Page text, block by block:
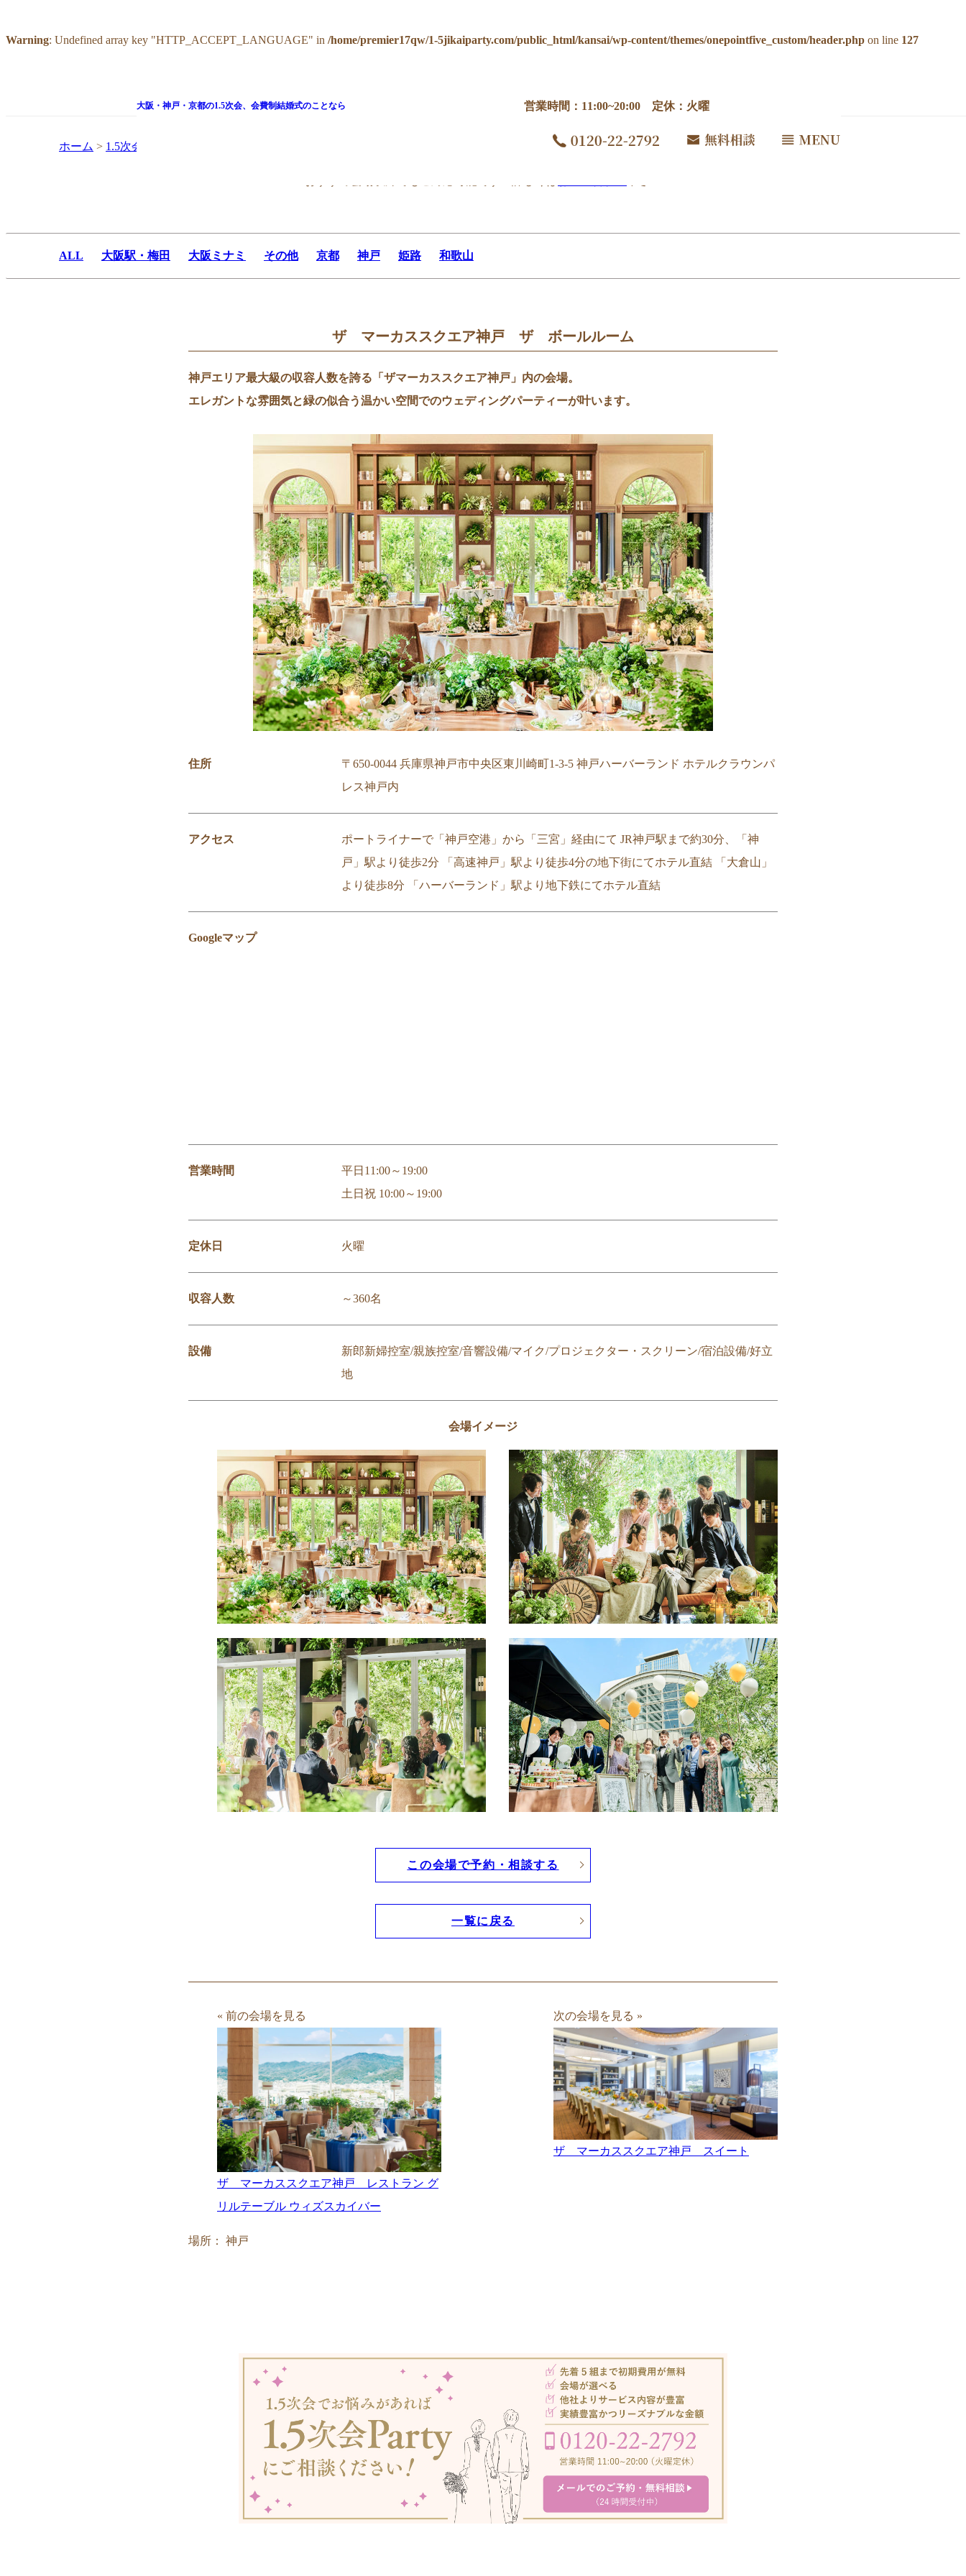
Warning: Undefined array key "HTTP_ACCEPT_LANGUAGE" in /home/premier17qw/1-5jikaiparty.com/public_html/kansai/wp-content/themes/onepointfive_custom/header.php on line 127
大阪・神戸・京都の1.5次会、 会費制結婚式のことなら 営業時間：11:00~20:00 定休：火曜
ホーム > 1.5次会会場一覧
ALL 大阪駅・梅田 大阪ミナミ その他 京都 神戸 姫路 和歌山
ザ マーカススクエア神戸 ザ ボールルーム
神戸エリア最大級の収容人数を誇る「ザマーカススクエア神戸」内の会場。
エレガントな雰囲気と緑の似合う温かい空間でのウェディングパーティーが叶います。
住所
〒650-0044 兵庫県神戸市中央区東川崎町1-3-5 神戸ハーバーランド ホテルクラウンパ
レス神戸内
アクセス
ポートライナーで「神戸空港」から「三宮」経由にて JR神戸駅まで約30分、「神
戸」駅より徒歩2分 「高速神戸」駅より徒歩4分の地下街にてホテル直結 「大倉山」
より徒歩8分 「ハーバーランド」駅より地下鉄にてホテル直結
Googleマップ
営業時間
平日11:00～19:00
土日祝 10:00～19:00
定休日 火曜
収容人数 ～360名
設備
新郎新婦控室/親族控室/音響設備/マイク/プロジェクター・スクリーン/宿泊設備/好立
地
会場イメージ
この会場で予約・相談する
一覧に戻る
« 前の会場を見る
ザ マーカススクエア神戸 レストラン グ
リルテーブル ウィズスカイバー
次の会場を見る »
ザ マーカススクエア神戸 スイート
場所： 神戸